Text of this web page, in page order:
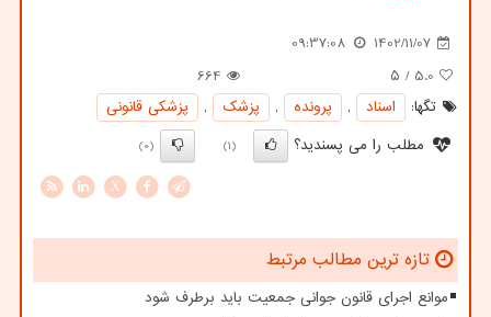
1402/11/07
09:37:08
5.0 / ۵
664
تگها:
اسناد , پرونده , پزشك ,
پزشكی قانونی
مطلب را می پسندید؟
(1)
(0)
X
تازه ترین مطالب مرتبط
موانع اجرای قانون جوانی جمعیت باید برطرف شود